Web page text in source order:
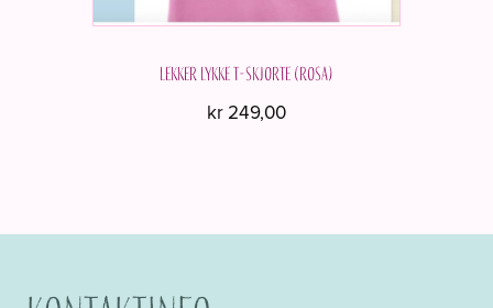
Lekker Lykke t-skjorte (Rosa)
kr 249,00
flere